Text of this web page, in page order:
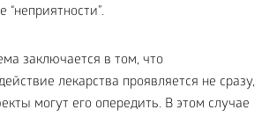
“неприятности”.
заключается в том, что
лекарства проявляется не сразу,
могут его опередить. В этом случае